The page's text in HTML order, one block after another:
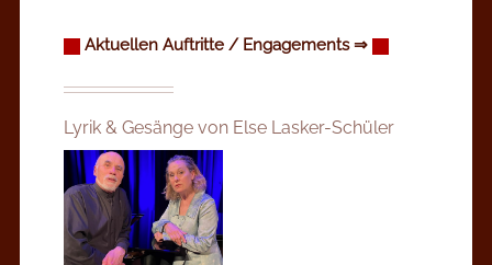
Aktuellen Auftritte / Engagements ⇒
Lyrik & Gesänge von Else Lasker-Schüler